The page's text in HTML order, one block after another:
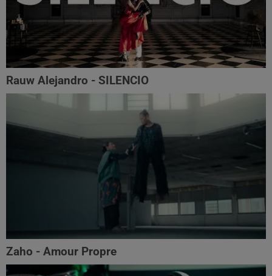
Rauw Alejandro - SILENCIO
Zaho - Amour Propre